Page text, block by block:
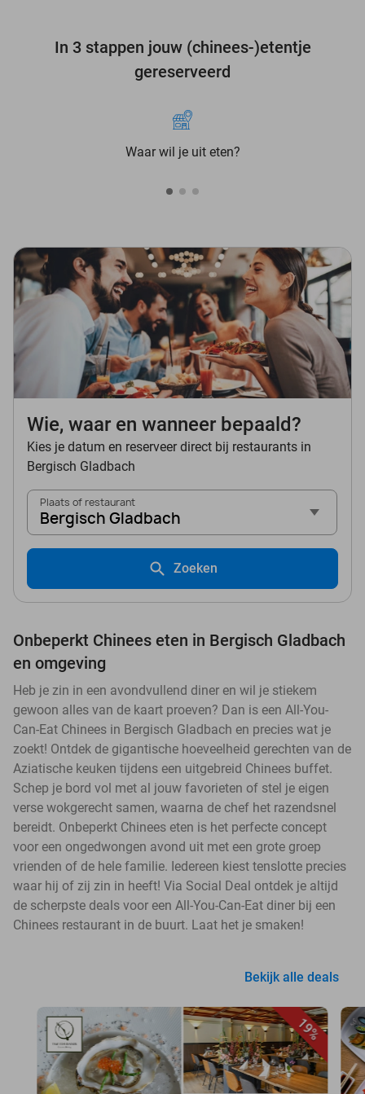
In 3 stappen jouw (chinees-)etentje
gereserveerd
Waar wil je uit eten?
Wie, waar en wanneer bepaald?
Kies je datum en reserveer direct bij restaurants in
Bergisch Gladbach
Plaats of restaurant
Bergisch Gladbach
Zoeken
Onbeperkt Chinees eten in Bergisch Gladbach
en omgeving
Heb je zin in een avondvullend diner en wil je stiekem
gewoon alles van de kaart proeven? Dan is een All-You-
Can-Eat Chinees in Bergisch Gladbach en precies wat je
zoekt! Ontdek de gigantische hoeveelheid gerechten van de
Aziatische keuken tijdens een uitgebreid Chinees buffet.
Schep je bord vol met al jouw favorieten of stel je eigen
verse wokgerecht samen, waarna de chef het razendsnel
bereidt. Onbeperkt Chinees eten is het perfecte concept
voor een ongedwongen avond uit met een grote groep
vrienden of de hele familie. Iedereen kiest tenslotte precies
waar hij of zij zin in heeft! Via Social Deal ontdek je altijd
de scherpste deals voor een All-You-Can-Eat diner bij een
Chinees restaurant in de buurt. Laat het je smaken!
Bekijk alle deals
19%